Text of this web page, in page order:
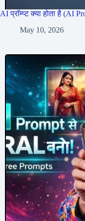
AI प्रॉम्प्ट क्या होता है (AI
May 10, 2026